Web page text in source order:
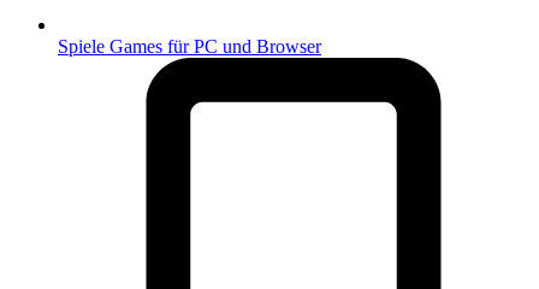
Spiele Games für PC und Browser